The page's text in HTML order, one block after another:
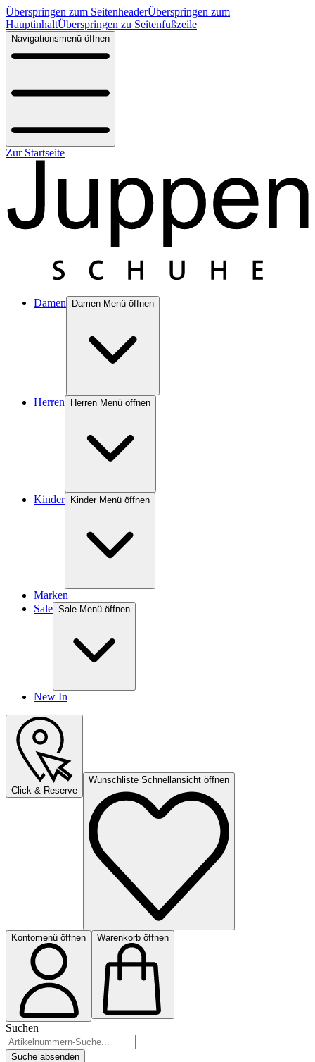
Überspringen zum SeitenheaderÜberspringen zum
HauptinhaltÜberspringen zu Seitenfußzeile
Navigationsmenü öffnen
Zur Startseite
Damen Damen Menü öffnen
Herren Herren Menü öffnen
Kinder Kinder Menü öffnen
Marken
Sale Sale Menü öffnen
New In
Click & Reserve
Wunschliste Schnellansicht öffnen
Kontomenü öffnen Warenkorb öffnen
Suchen
Suche absenden